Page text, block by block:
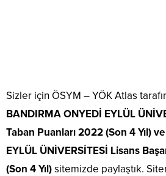
Sizler için ÖSYM – YÖK Atlas
BANDIRMA ONYEDİ EYLÜL
Taban Puanları 2022 (Son 4 Yıl)
EYLÜL ÜNİVERSİTESİ Lisans
(Son 4 Yıl)sitemizde paylaştık.